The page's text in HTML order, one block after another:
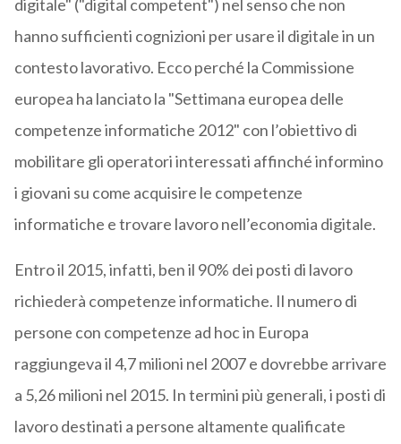
digitale" ("digital competent") nel senso che non
hanno sufficienti cognizioni per usare il digitale in un
contesto lavorativo. Ecco perché la Commissione
europea ha lanciato la "Settimana europea delle
competenze informatiche 2012" con l’obiettivo di
mobilitare gli operatori interessati affinché informino
i giovani su come acquisire le competenze
informatiche e trovare lavoro nell’economia digitale.
Entro il 2015, infatti, ben il 90% dei posti di lavoro
richiederà competenze informatiche. Il numero di
persone con competenze ad hoc in Europa
raggiungeva il 4,7 milioni nel 2007 e dovrebbe arrivare
a 5,26 milioni nel 2015. In termini più generali, i posti di
lavoro destinati a persone altamente qualificate